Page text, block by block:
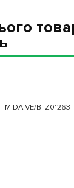
VE/BI Z01263